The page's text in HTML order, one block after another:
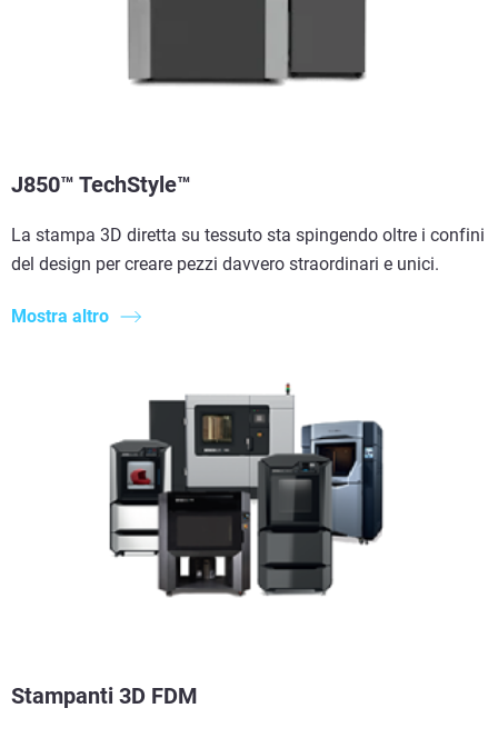
J850™ TechStyle™
La stampa 3D diretta su tessuto sta spingendo oltre i confini
del design per creare pezzi davvero straordinari e unici.
Mostra altro
Stampanti 3D FDM